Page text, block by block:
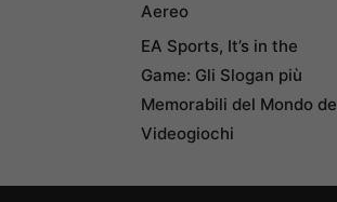
Aereo
EA Sports, It’s in the
Game: Gli Slogan più
Memorabili del Mondo
Videogiochi